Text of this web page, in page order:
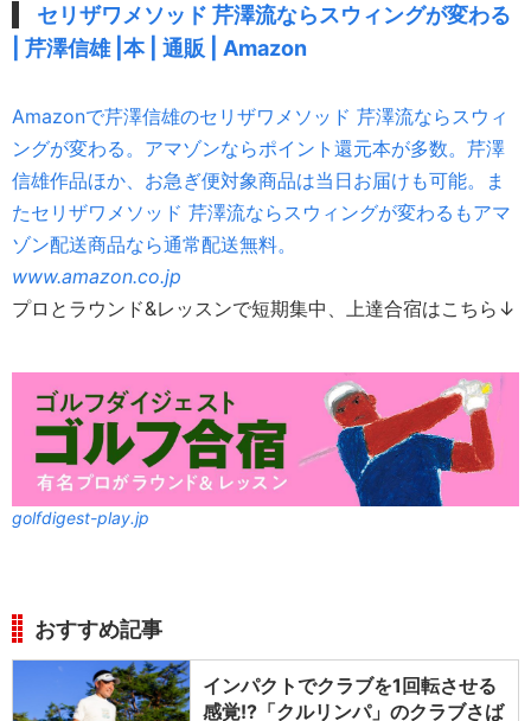
セリザワメソッド 芹澤流ならスウィングが変わる
| 芹澤信雄 |本 | 通販 | Amazon
Amazonで芹澤信雄のセリザワメソッド 芹澤流ならスウィ
ングが変わる。アマゾンならポイント還元本が多数。芹澤
信雄作品ほか、お急ぎ便対象商品は当日お届けも可能。ま
たセリザワメソッド 芹澤流ならスウィングが変わるもアマ
ゾン配送商品なら通常配送無料。
www.amazon.co.jp
プロとラウンド&レッスンで短期集中、上達合宿はこちら↓
golfdigest-play.jp
おすすめ記事
インパクトでクラブを1回転させる
感覚!?「クルリンパ」のクラブさば